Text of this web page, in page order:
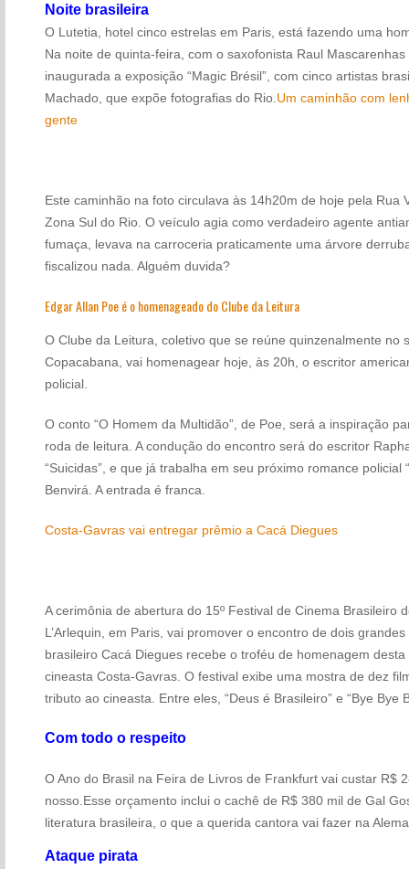
Noite brasileira
O Lutetia, hotel cinco estrelas em Paris, está fazendo uma
Na noite de quinta-feira, com o saxofonista Raul
inaugurada a exposição “Magic Brésil”, com cinco artistas
Machado, que expõe fotografias do Rio. Um caminhão com
gente
Este caminhão na foto circulava às 14h20m de hoje pela Rua
Zona Sul do Rio. O veículo agia como verdadeiro agente
fumaça, levava na carroceria praticamente uma árvore
fiscalizou nada. Alguém duvida?
Edgar Allan Poe é o homenageado do Clube da Leitura
O Clube da Leitura, coletivo que se reúne quinzenalmente no
Copacabana, vai homenagear hoje, às 20h, o escritor
policial.
O conto “O Homem da Multidão”, de Poe, será a inspiração
roda de leitura. A condução do encontro será do escritor
“Suicidas”, e que já trabalha em seu próximo romance policial
Benvirá. A entrada é franca.
Costa-Gavras vai entregar prêmio a Cacá Diegues
A cerimônia de abertura do 15º Festival de Cinema Brasileiro
L’Arlequin, em Paris, vai promover o encontro de dois
brasileiro Cacá Diegues recebe o troféu de homenagem
cineasta Costa-Gavras. O festival exibe uma mostra de dez
tributo ao cineasta. Entre eles, “Deus é Brasileiro” e “Bye Bye
Com todo o respeito
O Ano do Brasil na Feira de Livros de Frankfurt vai custar R$
nosso.Esse orçamento inclui o cachê de R$ 380 mil de Gal
literatura brasileira, o que a querida cantora vai fazer na
Ataque pirata